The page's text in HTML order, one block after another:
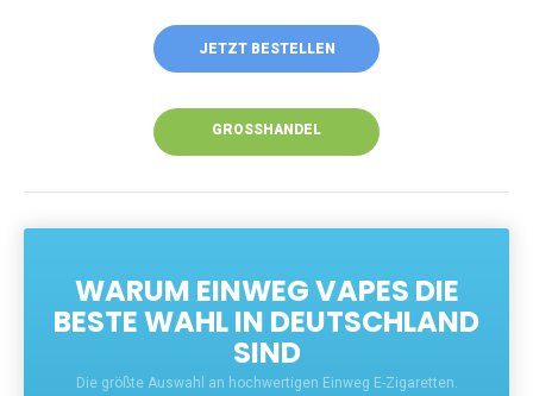
JETZT BESTELLEN
GROSSHANDEL
WARUM EINWEG VAPES DIE
BESTE WAHL IN DEUTSCHLAND
SIND
Die größte Auswahl an hochwertigen Einweg E-Zigaretten.